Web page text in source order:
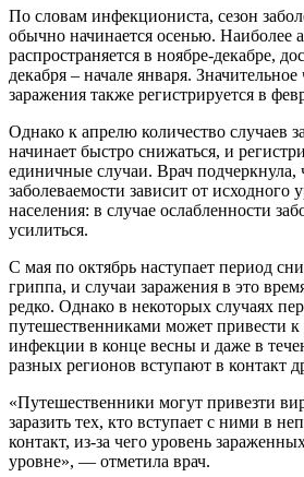
По словам инфекциониста, сезон
обычно начинается осенью. Наиболее
распространяется в ноябре-декабре,
декабря – начале января. Значительное
заражения также регистрируется в
Однако к апрелю количество случаев
начинает быстро снижаться, и
единичные случаи. Врач подчеркнула,
заболеваемости зависит от исходного
населения: в случае ослабленности
усилиться.
С мая по октябрь наступает период
гриппа, и случаи заражения в это
редко. Однако в некоторых случаях
путешественниками может привести
инфекции в конце весны и даже в
разных регионов вступают в контакт
«Путешественники могут привезти
заразить тех, кто вступает с ними в
контакт, из-за чего уровень
уровне», — отметила врач.